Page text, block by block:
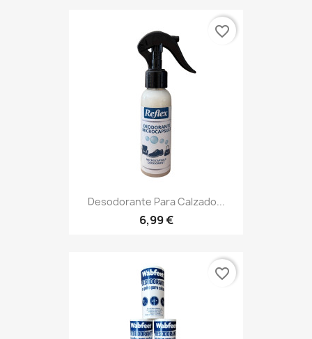
Desodorante Para Calzado...
6,99 €
favorite_border
favorite_border